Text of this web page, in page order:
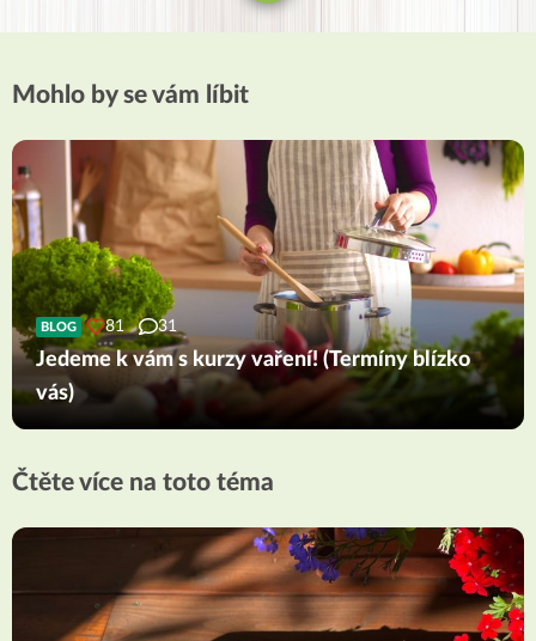
Mohlo by se vám líbit
BLOG 81 31
Jedeme k vám s kurzy vaření! (Termíny blízko
vás)
Čtěte více na toto téma